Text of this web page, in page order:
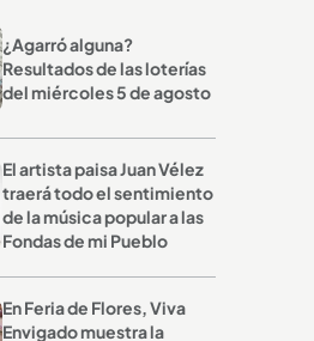
¿Agarró alguna?
Resultados de las loterías
del miércoles 5 de agosto
El artista paisa Juan Vélez
traerá todo el sentimiento
de la música popular a las
Fondas de mi Pueblo
En Feria de Flores, Viva
Envigado muestra la